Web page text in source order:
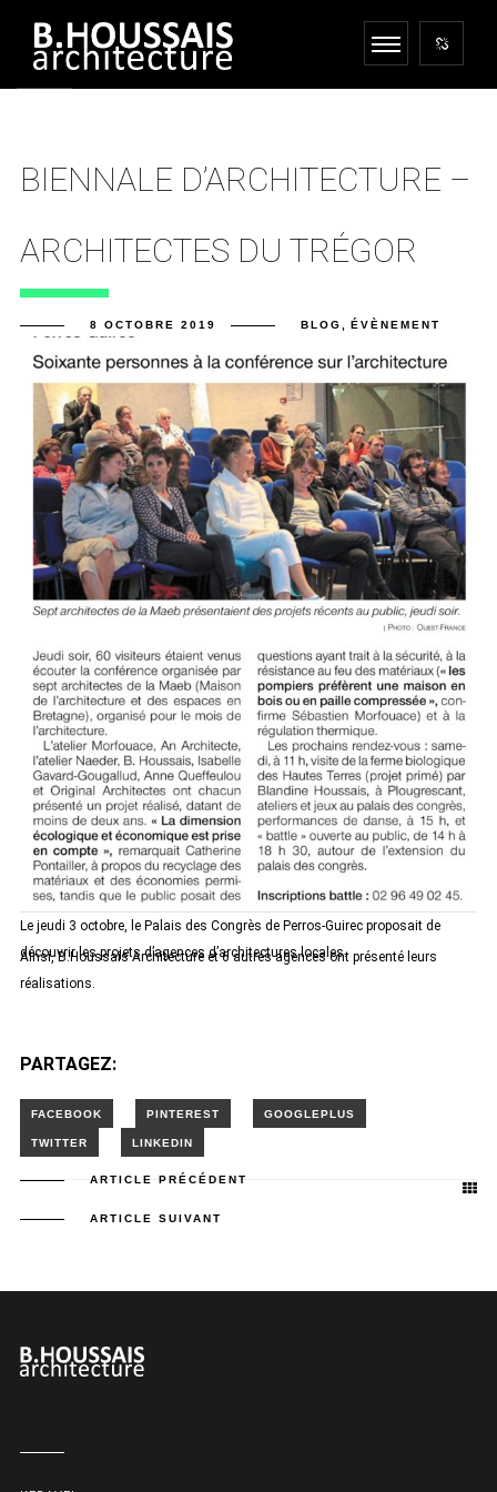
BIENNALE D’ARCHITECTURE –
ARCHITECTES DU TRÉGOR
8 OCTOBRE 2019 BLOG ÉVÈNEMENT
Le jeudi 3 octobre, le Palais des Congrès de Perros-Guirec proposait de
découvrir les projets d’agences d’architectures locales.
Ainsi, B.Houssais Architecture et 6 autres agences ont présenté leurs
réalisations.
PARTAGEZ:
ARTICLE PRÉCÉDENT
ARTICLE SUIVANT